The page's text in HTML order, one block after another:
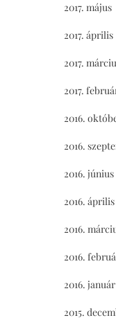
2017. május
2017. április
2017.
2017.
2016.
2016.
2016. június
2016. április
2016.
2016.
2016. január
2015.